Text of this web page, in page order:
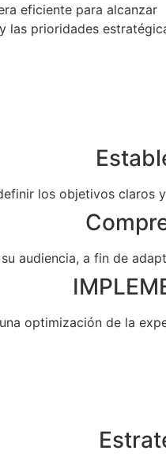
eficiente para alcanzar
las prioridades
los objetivos claros
audiencia, a fin de
optimización de la